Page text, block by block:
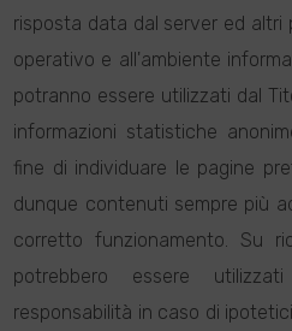
risposta data dal server ed altri
operativo e all'ambiente
potranno essere utilizzati dal
informazioni statistiche
fine di individuare le pagine
dunque contenuti sempre più
corretto funzionamento. Su
potrebbero essere
responsabilità in caso di